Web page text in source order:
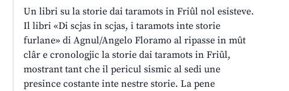
Un libri su la storie dai taramots in Friûl nol esisteve.
Il libri «Di scjas in scjas, i taramots inte storie
furlane» di Agnul/Angelo Floramo al ripasse in mût
clâr e cronologjic la storie dai taramots in Friûl,
mostrant tant che il pericul sismic al sedi une
presince costante inte nestre storie. La pene